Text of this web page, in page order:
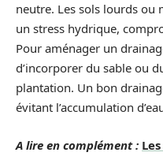
neutre. Les sols lourds
un stress hydrique,
Pour aménager un
d’incorporer du sable ou
plantation. Un bon
évitant l’accumulation
A lire en complément :